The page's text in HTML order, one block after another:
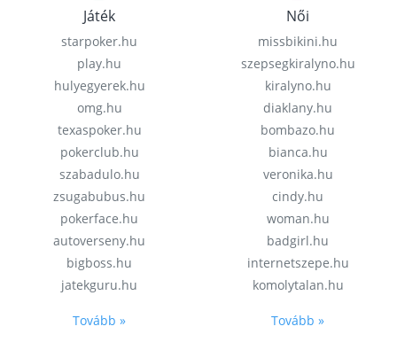
Játék
starpoker.hu
play.hu
hulyegyerek.hu
omg.hu
texaspoker.hu
pokerclub.hu
szabadulo.hu
zsugabubus.hu
pokerface.hu
autoverseny.hu
bigboss.hu
jatekguru.hu
Tovább »
Női
missbikini.hu
szepsegkiralyno.hu
kiralyno.hu
diaklany.hu
bombazo.hu
bianca.hu
veronika.hu
cindy.hu
woman.hu
badgirl.hu
internetszepe.hu
komolytalan.hu
Tovább »